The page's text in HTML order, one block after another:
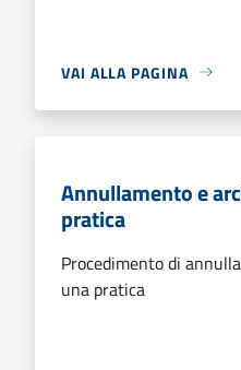
VAI ALLA PAGINA
Annullamento e
pratica
Procedimento di
una pratica